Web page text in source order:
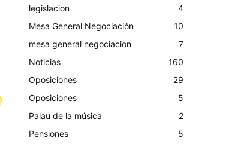
legislacion
4
Mesa General Negociación
10
mesa general negociacion
7
Noticias
160
Oposiciones
29
Oposiciones
5
Palau de la música
2
Pensiones
5